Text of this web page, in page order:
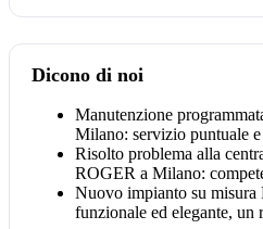
Dicono di noi
Manutenzione
Milano: servizio puntuale
Risolto problema alla
ROGER a Milano:
Nuovo impianto su
funzionale ed elegante, un